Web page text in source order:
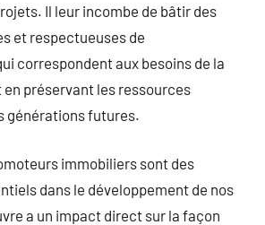
Il leur incombe de bâtir des
et respectueuses de
correspondent aux besoins de la
préservant les ressources
générations futures.
immobiliers sont des
dans le développement de nos
a un impact direct sur la façon